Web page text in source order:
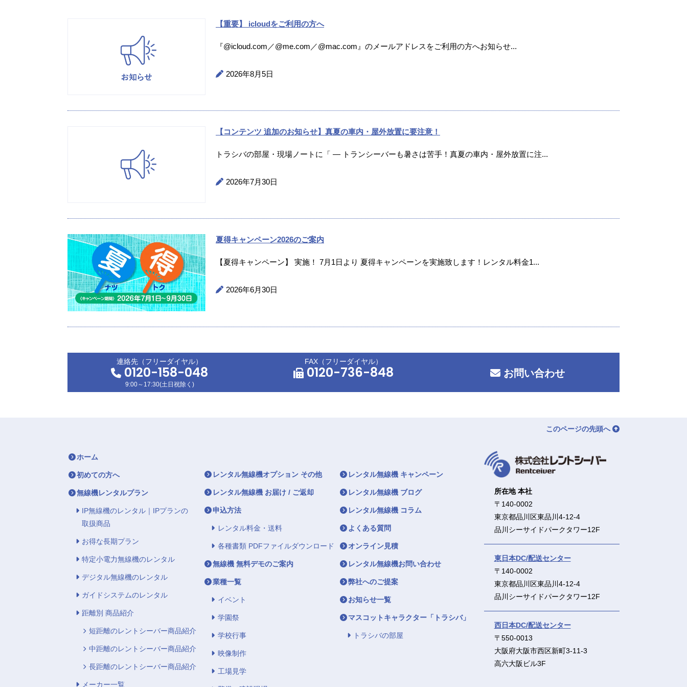
【重要】 icloudをご利用の方へ
『@icloud.com／@me.com／@mac.com』のメールアドレスをご利用の方へお知らせ...
2026年8月5日
【コンテンツ 追加のお知らせ】真夏の車内・屋外放置に要注意！
トラシバの部屋・現場ノートに「 ― トランシーバーも暑さは苦手！真夏の車内・屋外放置に注...
2026年7月30日
夏得キャンペーン2026のご案内
【夏得キャンペーン】 実施！ 7月1日より 夏得キャンペーンを実施致します！レンタル料金1...
2026年6月30日
連絡先（フリーダイヤル）
0120-158-048
9:00～17:30(土日祝除く)
FAX（フリーダイヤル）
0120-736-848 お問い合わせ
このページの先頭へ
ホーム
初めての方へ
無線機レンタルプラン
IP無線機のレンタル｜IPプランの
取扱商品
お得な長期プラン
特定小電力無線機のレンタル
デジタル無線機のレンタル
ガイドシステムのレンタル
距離別 商品紹介
短距離のレントシーバー商品紹介
中距離のレントシーバー商品紹介
長距離のレントシーバー商品紹介
メーカー一覧
レンタル無線機オプション その他
レンタル無線機 お届け / ご返却
申込方法
レンタル料金・送料
各種書類 PDFファイルダウンロード
無線機 無料デモのご案内
業種一覧
イベント
学園祭
学校行事
映像制作
工場見学
レンタル無線機 キャンペーン
レンタル無線機 ブログ
レンタル無線機 コラム
よくある質問
オンライン見積
レンタル無線機お問い合わせ
弊社へのご提案
お知らせ一覧
マスコットキャラクター「トラシバ」
トラシバの部屋
所在地 本社
〒140-0002
東京都品川区東品川4-12-4
品川シーサイドパークタワー12F
東日本DC/配送センター
〒140-0002
東京都品川区東品川4-12-4
品川シーサイドパークタワー12F
西日本DC/配送センター
〒550-0013
大阪府大阪市西区新町3-11-3
高六大阪ビル3F